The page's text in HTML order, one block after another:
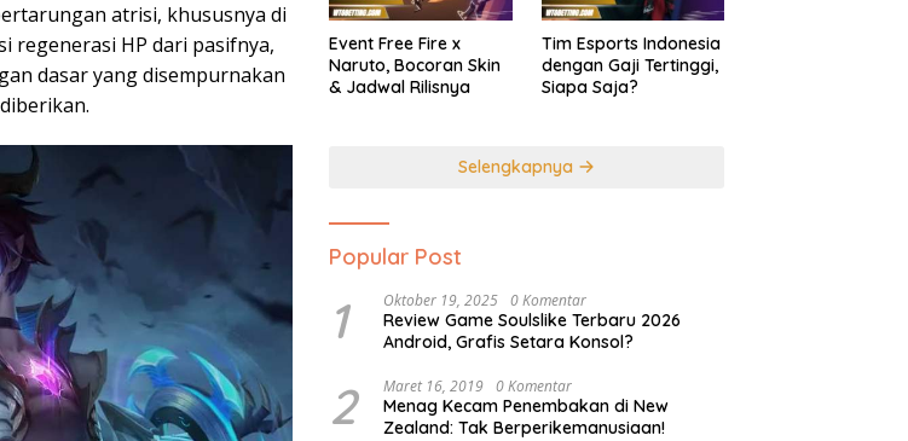
atrisi, khususnya di
regenerasi HP dari pasifnya,
dasar yang disempurnakan
Event Free Fire x
Naruto, Bocoran Skin
& Jadwal Rilisnya
Tim Esports Indonesia
dengan Gaji Tertinggi,
Siapa Saja?
Selengkapnya
Popular Post
1 Oktober 19, 2025 0 Komentar
Review Game Soulslike Terbaru 2026
Android, Grafis Setara Konsol?
2 Maret 16, 2019 0 Komentar
Menag Kecam Penembakan di New
Zealand: Tak Berperikemanusiaan!